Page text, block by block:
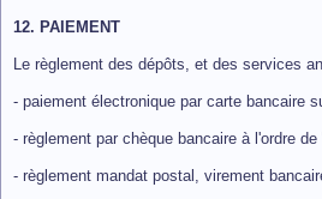
12. PAIEMENT
Le règlement des dépôts, et des services
- paiement électronique par carte bancaire
- règlement par chèque bancaire à l'ordre
- règlement mandat postal, virement